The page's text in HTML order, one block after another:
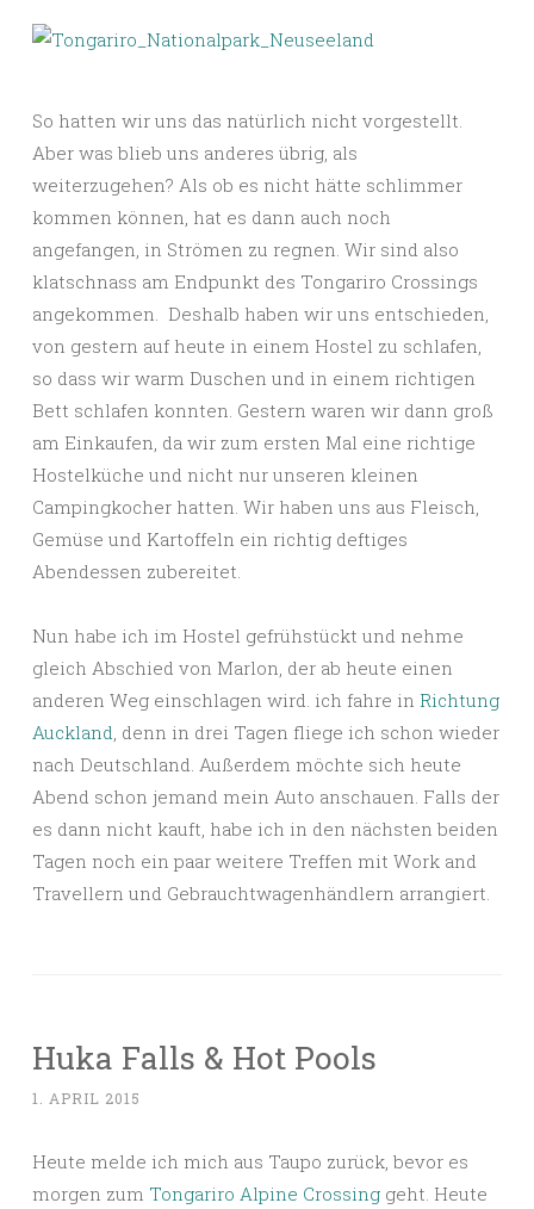
So hatten wir uns das natürlich nicht vorgestellt.
Aber was blieb uns anderes übrig, als
weiterzugehen? Als ob es nicht hätte schlimmer
kommen können, hat es dann auch noch
angefangen, in Strömen zu regnen. Wir sind also
klatschnass am Endpunkt des Tongariro Crossings
angekommen. Deshalb haben wir uns entschieden,
von gestern auf heute in einem Hostel zu schlafen,
so dass wir warm Duschen und in einem richtigen
Bett schlafen konnten. Gestern waren wir dann groß
am Einkaufen, da wir zum ersten Mal eine richtige
Hostelküche und nicht nur unseren kleinen
Campingkocher hatten. Wir haben uns aus Fleisch,
Gemüse und Kartoffeln ein richtig deftiges
Abendessen zubereitet.
Nun habe ich im Hostel gefrühstückt und nehme
gleich Abschied von Marlon, der ab heute einen
anderen Weg einschlagen wird. ich fahre in Richtung
Auckland, denn in drei Tagen fliege ich schon wieder
nach Deutschland. Außerdem möchte sich heute
Abend schon jemand mein Auto anschauen. Falls der
es dann nicht kauft, habe ich in den nächsten beiden
Tagen noch ein paar weitere Treffen mit Work and
Travellern und Gebrauchtwagenhändlern arrangiert.
Huka Falls & Hot Pools
1. APRIL 2015
Heute melde ich mich aus Taupo zurück, bevor es
morgen zum Tongariro Alpine Crossing geht. Heute